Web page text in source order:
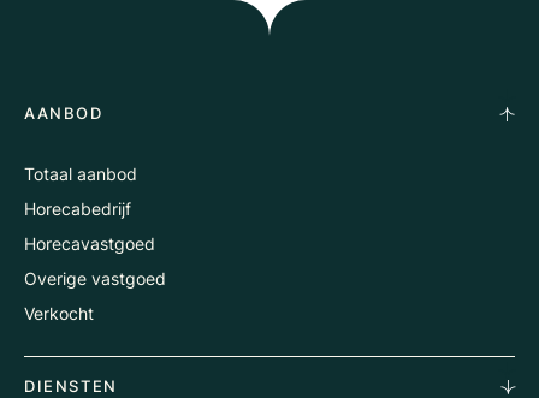
AANBOD
Totaal aanbod
Horecabedrijf
Horecavastgoed
Overige vastgoed
Verkocht
DIENSTEN